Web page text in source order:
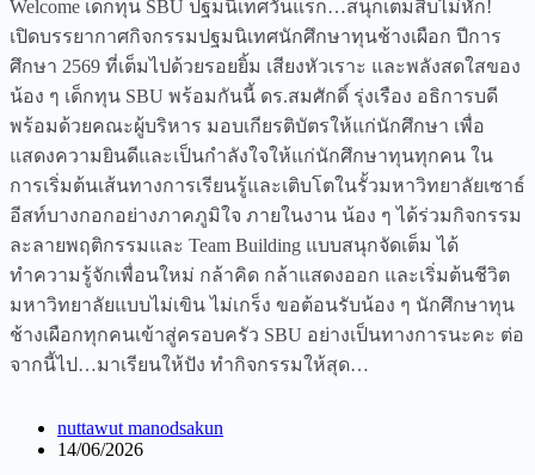
Welcome เด็กทุน SBU ปฐมนิเทศวันแรก…สนุกเต็มสิบไม่หัก!
เปิดบรรยากาศกิจกรรมปฐมนิเทศนักศึกษาทุนช้างเผือก ปีการ
ศึกษา 2569 ที่เต็มไปด้วยรอยยิ้ม เสียงหัวเราะ และพลังสดใสของ
น้อง ๆ เด็กทุน SBU พร้อมกันนี้ ดร.สมศักดิ์ รุ่งเรือง อธิการบดี
พร้อมด้วยคณะผู้บริหาร มอบเกียรติบัตรให้แก่นักศึกษา เพื่อ
แสดงความยินดีและเป็นกำลังใจให้แก่นักศึกษาทุนทุกคน ใน
การเริ่มต้นเส้นทางการเรียนรู้และเติบโตในรั้วมหาวิทยาลัยเซาธ์
อีสท์บางกอกอย่างภาคภูมิใจ ภายในงาน น้อง ๆ ได้ร่วมกิจกรรม
ละลายพฤติกรรมและ Team Building แบบสนุกจัดเต็ม ได้
ทำความรู้จักเพื่อนใหม่ กล้าคิด กล้าแสดงออก และเริ่มต้นชีวิต
มหาวิทยาลัยแบบไม่เขิน ไม่เกร็ง ขอต้อนรับน้อง ๆ นักศึกษาทุน
ช้างเผือกทุกคนเข้าสู่ครอบครัว SBU อย่างเป็นทางการนะคะ ต่อ
จากนี้ไป…มาเรียนให้ปัง ทำกิจกรรมให้สุด…
nuttawut manodsakun
14/06/2026